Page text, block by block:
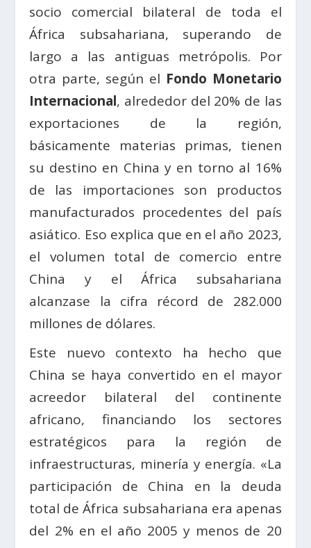
socio comercial bilateral de toda el
África subsahariana, superando de
largo a las antiguas metrópolis. Por
otra parte, según el Fondo Monetario
Internacional, alrededor del 20% de las
exportaciones de la región,
básicamente materias primas, tienen
su destino en China y en torno al 16%
de las importaciones son productos
manufacturados procedentes del país
asiático. Eso explica que en el año 2023,
el volumen total de comercio entre
China y el África subsahariana
alcanzase la cifra récord de 282.000
millones de dólares.
Este nuevo contexto ha hecho que
China se haya convertido en el mayor
acreedor bilateral del continente
africano, financiando los sectores
estratégicos para la región de
infraestructuras, minería y energía. «La
participación de China en la deuda
total de África subsahariana era apenas
del 2% en el año 2005 y menos de 20